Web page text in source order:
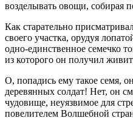
возделывать овощи, собирая
Как старательно
своего участка, орудуя
одно-единственное семечко
из которого он получил
О, попадись ему такое семя,
деревянных солдат! Нет, он
чудовище, неуязвимое для
повелителем Волшебной